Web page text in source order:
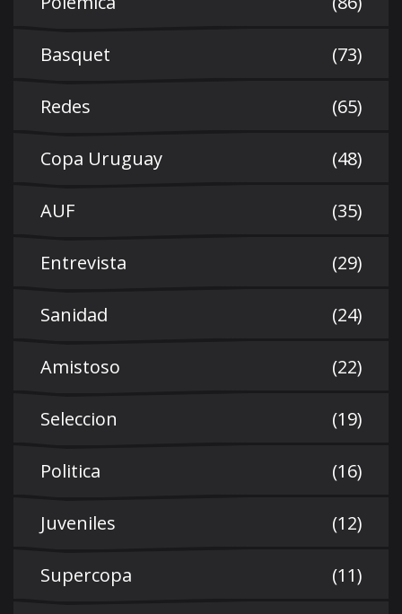
Basquet (73)
Redes (65)
Copa Uruguay (48)
AUF (35)
Entrevista (29)
Sanidad (24)
Amistoso (22)
Seleccion (19)
Politica (16)
Juveniles (12)
Supercopa (11)